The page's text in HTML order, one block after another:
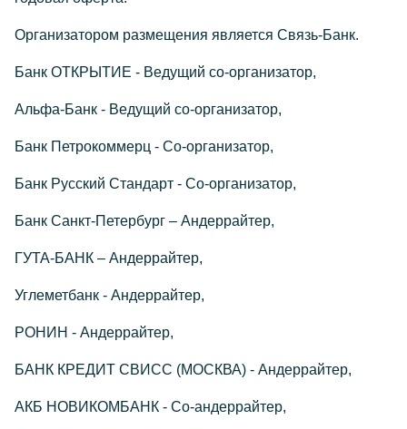
Организатором размещения является Связь-Банк.
Банк ОТКРЫТИЕ - Ведущий со-организатор,
Альфа-Банк - Ведущий со-организатор,
Банк Петрокоммерц - Со-организатор,
Банк Русский Стандарт - Со-организатор,
Банк Санкт-Петербург – Андеррайтер,
ГУТА-БАНК – Андеррайтер,
Углеметбанк - Андеррайтер,
РОНИН - Андеррайтер,
БАНК КРЕДИТ СВИСС (МОСКВА) - Андеррайтер,
АКБ НОВИКОМБАНК - Со-андеррайтер,